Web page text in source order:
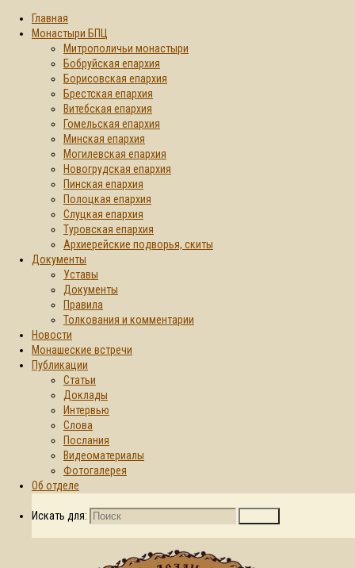
Главная
Монастыри БПЦ
Митрополичьи монастыри
Бобруйская епархия
Борисовская епархия
Брестская епархия
Витебская епархия
Гомельская епархия
Минская епархия
Могилевская епархия
Новогрудская епархия
Пинская епархия
Полоцкая епархия
Слуцкая епархия
Туровская епархия
Архиерейские подворья, скиты
Документы
Уставы
Документы
Правила
Толкования и комментарии
Новости
Монашеские встречи
Публикации
Статьи
Доклады
Интервью
Слова
Послания
Видеоматериалы
Фотогалерея
Об отделе
Искать для:
© 2015-2026. Синодальный отдел по
делам монастырей и монашеству БПЦ